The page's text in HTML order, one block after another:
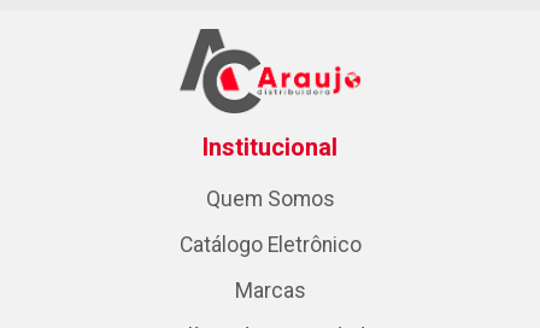
Institucional
Quem Somos
Catálogo Eletrônico
Marcas